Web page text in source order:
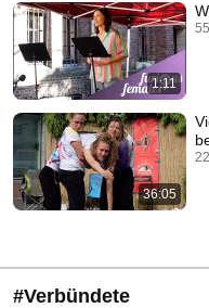
1:11
36:05
#Verbündete